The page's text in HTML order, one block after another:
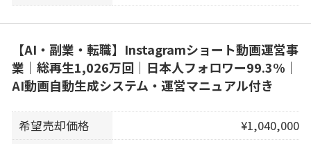
【AI・副業・転職】Instagramショート動画運営事
業｜総再生1,026万回｜日本人フォロワー99.3%｜
AI動画自動生成システム・運営マニュアル付き
希望売却価格
¥1,040,000